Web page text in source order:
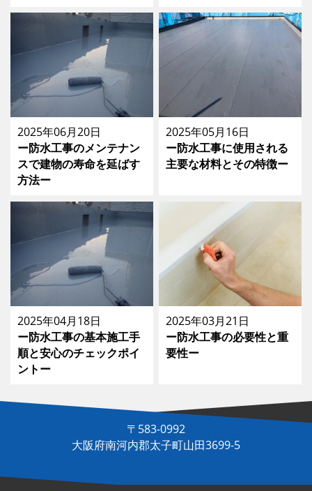
2025年06月20日
ー防水工事のメンテナン
スで建物の寿命を延ばす
方法ー
2025年05月16日
ー防水工事に使用される
主要な材料とその特徴ー
2025年04月18日
ー防水工事の基本施工手
順と安心のチェックポイ
ントー
2025年03月21日
ー防水工事の必要性と重
要性ー
〒583-0992
大阪府南河内郡太子町山田3699-5